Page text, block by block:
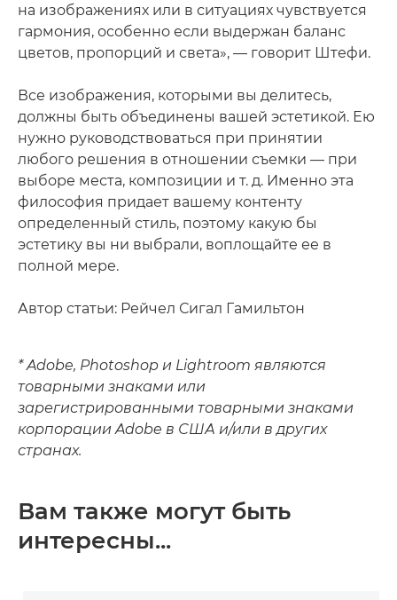
на изображениях или в ситуациях чувствуется
гармония, особенно если выдержан баланс
цветов, пропорций и света», — говорит Штефи.
Все изображения, которыми вы делитесь,
должны быть объединены вашей эстетикой. Ею
нужно руководствоваться при принятии
любого решения в отношении съемки — при
выборе места, композиции и т. д. Именно эта
философия придает вашему контенту
определенный стиль, поэтому какую бы
эстетику вы ни выбрали, воплощайте ее в
полной мере.
Автор статьи: Рейчел Сигал Гамильтон
* Adobe, Photoshop и Lightroom являются
товарными знаками или
зарегистрированными товарными знаками
корпорации Adobe в США и/или в других
странах.
Вам также могут быть
интересны...